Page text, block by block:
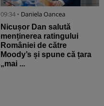
09:34 • Daniela Oancea
Nicușor Dan salută
menținerea ratingului
României de către
Moody’s și spune că țara
„mai ...